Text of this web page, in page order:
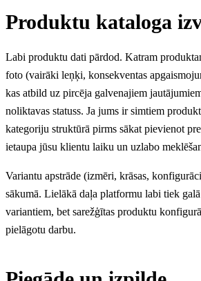
Produktu kataloga
Labi produktu dati pārdod. Katram
foto (vairāki leņķi, konsekventas
kas atbild uz pircēja galvenajiem
noliktavas statuss. Ja jums ir simtiem
kategoriju struktūrā pirms sākat pievienot
ietaupa jūsu klientu laiku un uzlabo
Variantu apstrāde (izmēri, krāsas,
sākumā. Lielākā daļa platformu labi tiek
variantiem, bet sarežģītas produktu
pielāgotu darbu.